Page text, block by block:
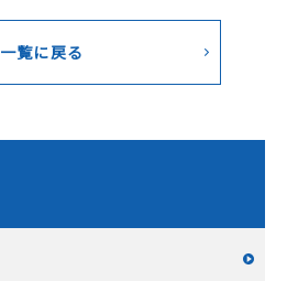
一覧に戻る